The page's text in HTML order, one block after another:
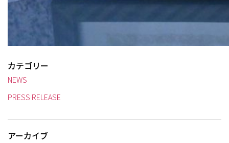
カテゴリー
NEWS
PRESS RELEASE
アーカイブ